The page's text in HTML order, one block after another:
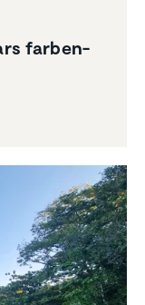
farben­